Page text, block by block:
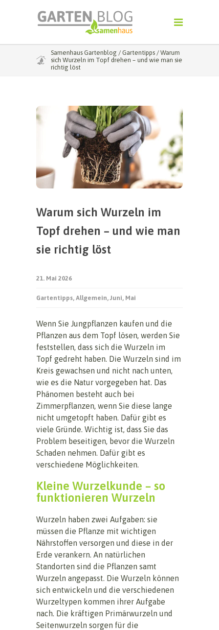
Samenhaus Gartenblog / Gartentipps / Warum
sich Wurzeln im Topf drehen – und wie man sie
richtig löst
Warum sich Wurzeln im
Topf drehen – und wie man
sie richtig löst
21. Mai 2026
Gartentipps, Allgemein, Juni, Mai
Wenn Sie Jungpflanzen kaufen und die
Pflanzen aus dem Topf lösen, werden Sie
feststellen, dass sich die Wurzeln im
Topf gedreht haben. Die Wurzeln sind im
Kreis gewachsen und nicht nach unten,
wie es die Natur vorgegeben hat. Das
Phänomen besteht auch bei
Zimmerpflanzen, wenn Sie diese lange
nicht umgetopft haben. Dafür gibt es
viele Gründe. Wichtig ist, dass Sie das
Problem beseitigen, bevor die Wurzeln
Schaden nehmen. Dafür gibt es
verschiedene Möglichkeiten.
Kleine Wurzelkunde – so
funktionieren Wurzeln
Wurzeln haben zwei Aufgaben: sie
müssen die Pflanze mit wichtigen
Nährstoffen versorgen und diese in der
Erde verankern. An natürlichen
Standorten sind die Pflanzen samt
Wurzeln angepasst. Die Wurzeln können
sich entwickeln und die verschiedenen
Wurzeltypen kommen ihrer Aufgabe
nach. Die kräftigen Primärwurzeln und
Seitenwurzeln sorgen für die